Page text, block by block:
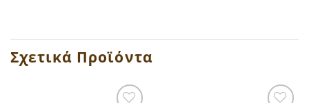
Σχετικά Προϊόντα